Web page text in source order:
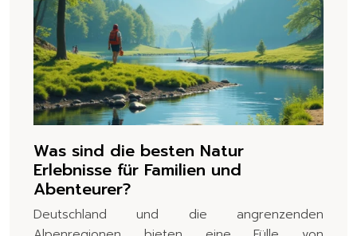
Was sind die besten Natur
Erlebnisse für Familien und
Abenteurer?
Deutschland und die angrenzenden